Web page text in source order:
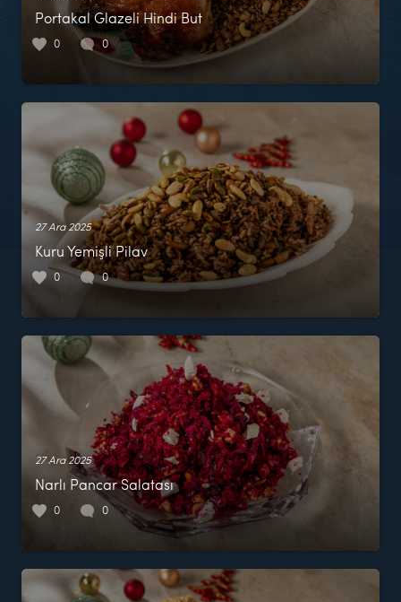
Portakal Glazeli Hindi But
0 0
27 Ara 2025
Kuru Yemişli Pilav
0 0
27 Ara 2025
Narlı Pancar Salatası
0 0